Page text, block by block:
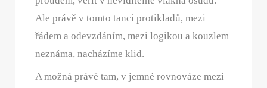
Ale právě v tomto tanci protikladů, mezi
řádem a odevzdáním, mezi logikou a kouzlem
neznáma, nacházíme klid.
A možná právě tam, v jemné rovnováze mezi